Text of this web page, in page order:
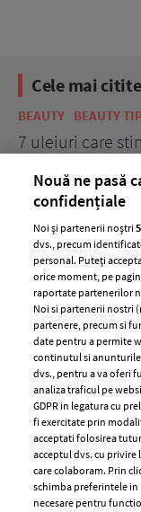
Cele mai citite
BEAUTY BEAUTY
7 uleiuri care
ELLE Style
2024
Despre
Romania
Contact
Nouă ne pasă
confidențiale
Noi și partenerii noștri
dvs., precum
personal. Puteți
orice moment, pe
raportate partenerilor
Noi si partenerii nostri
partenere, precum si
date pentru a permite
continutul si
dvs., pentru a va oferi
analiza traficul pe
GDPR in legatura cu
fi exercitate prin
acceptati folosirea
acceptul dvs. cu privire
care colaboram. Prin
schimba preferintele
necesare pentru